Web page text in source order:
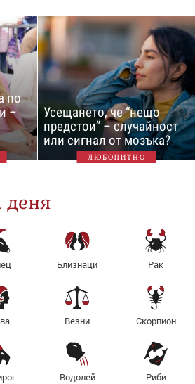
по
–
Усещането, че “нещо
предстои” – случайност
или сигнал от мозъка?
ЛЮБОПИТНО
деня
Близнаци Рак
Везни Скорпион
Водолей Риби